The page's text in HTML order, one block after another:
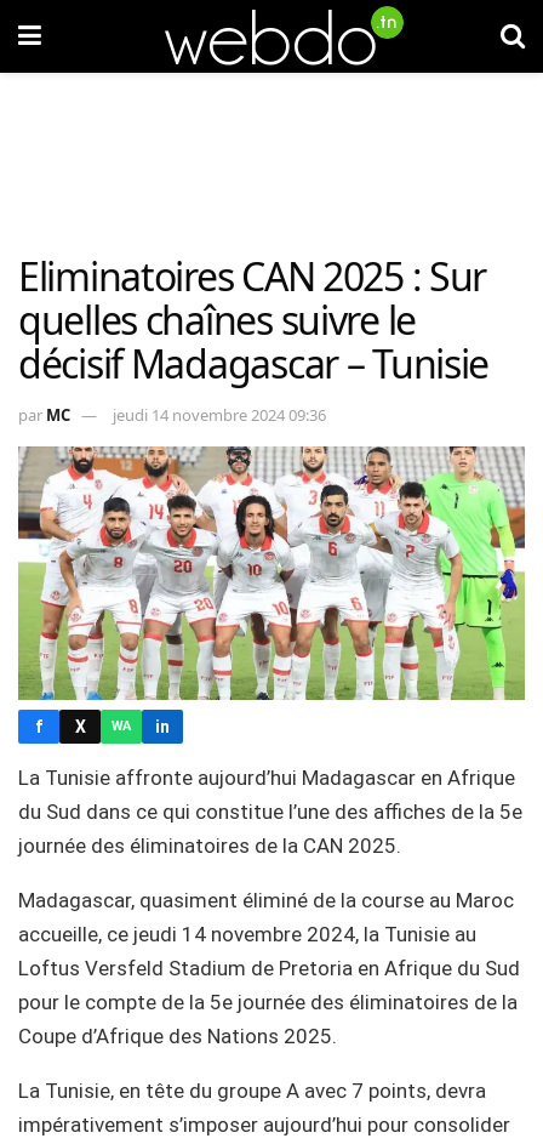
Eliminatoires CAN 2025 : Sur
quelles chaînes suivre le
décisif Madagascar – Tunisie
par MC jeudi 14 novembre 2024 09:36
f X WA in
La Tunisie affronte aujourd’hui Madagascar en Afrique
du Sud dans ce qui constitue l’une des affiches de la 5e
journée des éliminatoires de la CAN 2025.
Madagascar, quasiment éliminé de la course au Maroc
accueille, ce jeudi 14 novembre 2024, la Tunisie au
Loftus Versfeld Stadium de Pretoria en Afrique du Sud
pour le compte de la 5e journée des éliminatoires de la
Coupe d’Afrique des Nations 2025.
La Tunisie, en tête du groupe A avec 7 points, devra
impérativement s’imposer aujourd’hui pour consolider